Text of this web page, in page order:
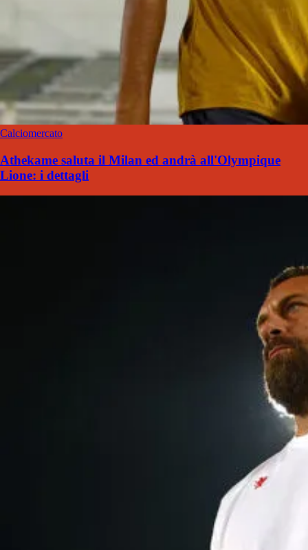
Calciomercato
Athekame saluta il Milan ed andrà all'Olympique
Lione: i dettagli